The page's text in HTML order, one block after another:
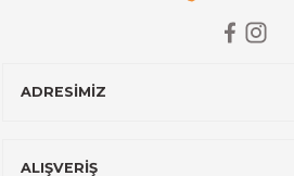
ADRESİMİZ
ALIŞVERİŞ